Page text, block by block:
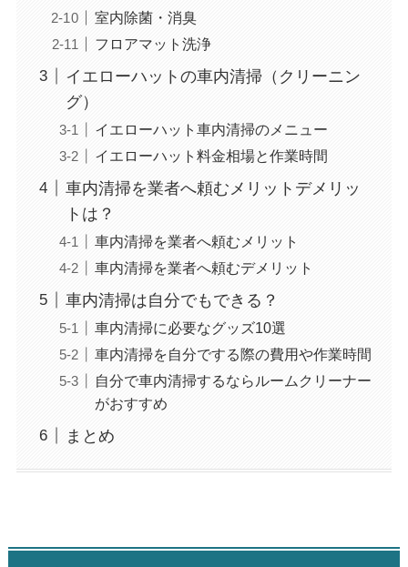
室内除菌・消臭
フロアマット洗浄
イエローハットの車内清掃（クリーニン
グ）
イエローハット車内清掃のメニュー
イエローハット料金相場と作業時間
車内清掃を業者へ頼むメリットデメリッ
トは？
車内清掃を業者へ頼むメリット
車内清掃を業者へ頼むデメリット
車内清掃は自分でもできる？
車内清掃に必要なグッズ10選
車内清掃を自分でする際の費用や作業時間
自分で車内清掃するならルームクリーナー
がおすすめ
まとめ